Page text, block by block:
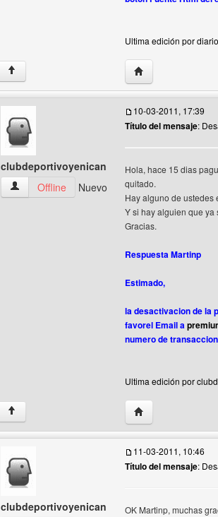
Ultima edición por
↑ Visitar sitio web
clubdeportivoyenican
clubdeportivoyenican Ver perfil del usuario
Offline Nuevo
10-03-2011, 17:39
Título del mensaje:
Hola, hace 15 dias
quitado.
Hay alguno de ustedes
Y si hay alguien que
Gracias.
Respuesta Martinp
Estimado,
la desactivacion de la
favorel Email a
numero de
Ultima edición por
↑ Visitar sitio web
clubdeportivoyenican
11-03-2011, 10:46
Título del mensaje:
OK Martinp, muchas